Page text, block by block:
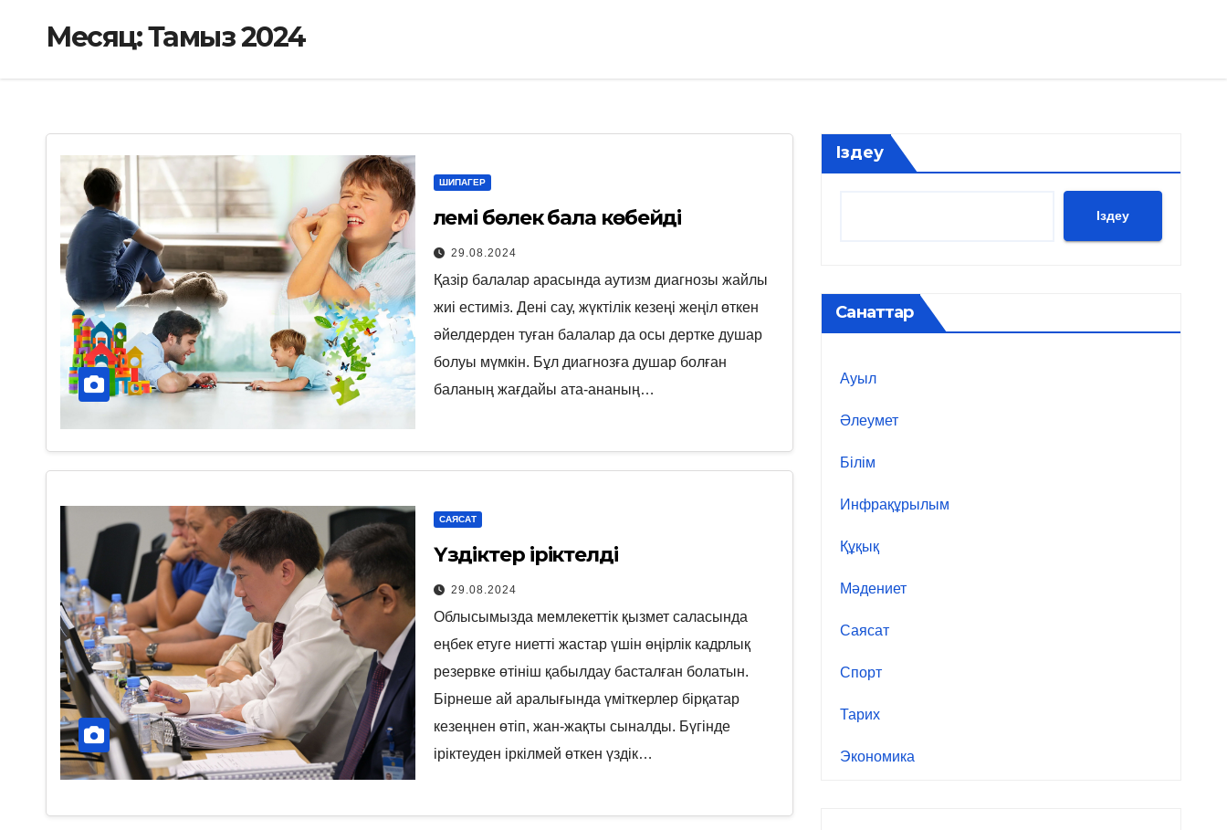
Месяц:Тамыз 2024
ШИПАГЕР
Әлемі бөлек бала көбейді
29.08.2024
Қазір балалар арасында аутизм диагнозы жайлы
жиі естиміз. Дені сау, жүктілік кезеңі жеңіл өткен
әйелдерден туған балалар да осы дертке душар
болуы мүмкін. Бұл диагнозға душар болған
баланың жағдайы ата-ананың…
САЯСАТ
Үздіктер іріктелді
29.08.2024
Облысымызда мемлекеттік қызмет саласында
еңбек етуге ниетті жастар үшін өңірлік кадрлық
резервке өтініш қабылдау басталған болатын.
Бірнеше ай аралығында үміткерлер бірқатар
кезеңнен өтіп, жан-жақты сыналды. Бүгінде
іріктеуден іркілмей өткен үздік…
Іздеу
Іздеу
Санаттар
Ауыл
Әлеумет
Білім
Инфрақұрылым
Құқық
Мәдениет
Саясат
Спорт
Тарих
Экономика